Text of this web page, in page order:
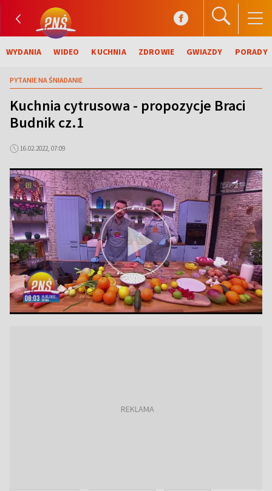
WYDANIA WIDEO KUCHNIA ZDROWIE GWIAZDY PORADY
PYTANIE NA ŚNIADANIE
Kuchnia cytrusowa - propozycje Braci
Budnik cz.1
16.02.2022, 07:09